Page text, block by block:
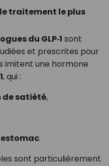
le traitement le plus
du GLP‑1 sont
et prescrites pour
imitent une hormone
, qui :
de satiété,
.
sont particulièrement